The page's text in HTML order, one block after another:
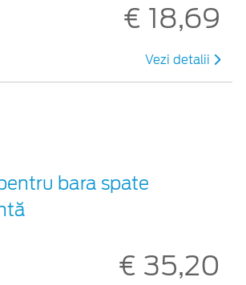
€ 18,69
Vezi detalii
bara spate
€ 35,20